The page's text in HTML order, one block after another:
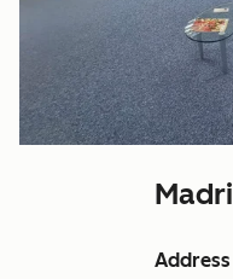
Madri
Address